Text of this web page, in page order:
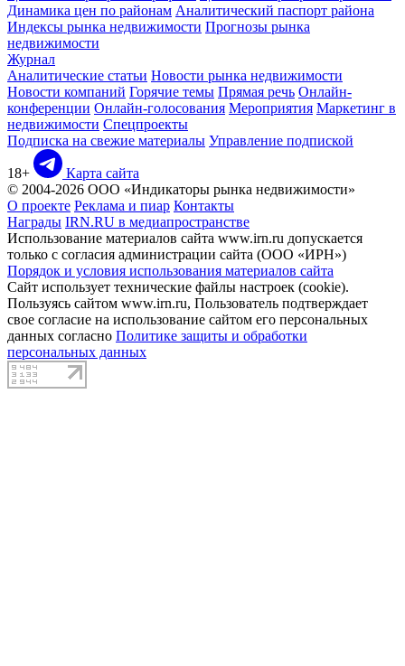
Динамика цен по районам Аналитический паспорт района
Индексы рынка недвижимости Прогнозы рынка
недвижимости
Журнал
Аналитические статьи Новости рынка недвижимости
Новости компаний Горячие темы Прямая речь Онлайн-
конференции Онлайн-голосования Мероприятия Маркетинг в
недвижимости Спецпроекты
Подписка на свежие материалы Управление подпиской
18+
Карта сайта
© 2004-2026 ООО «Индикаторы рынка недвижимости»
О проекте Реклама и пиар Контакты
Награды IRN.RU в медиапространстве
Использование материалов сайта www.irn.ru допускается
только с согласия администрации сайта (ООО «ИРН»)
Порядок и условия использования материалов сайта
Сайт использует технические файлы настроек (cookie).
Пользуясь сайтом www.irn.ru, Пользователь подтверждает
свое согласие на использование сайтом его персональных
данных согласно Политике защиты и обработки
персональных данных